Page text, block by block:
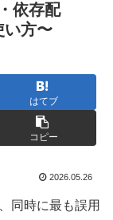
依存配
い方〜
はてブ
コピー
2026.05.26
同時に最も誤用